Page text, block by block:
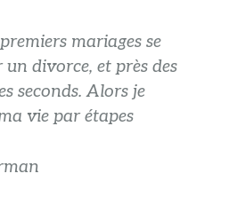
mariages se
divorce, et près des
seconds. Alors je
vie par étapes